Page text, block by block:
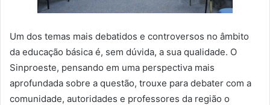
Um dos temas mais debatidos e controversos no âmbito
da educação básica é, sem dúvida, a sua qualidade. O
Sinproeste, pensando em uma perspectiva mais
aprofundada sobre a questão, trouxe para debater com a
comunidade, autoridades e professores da região o